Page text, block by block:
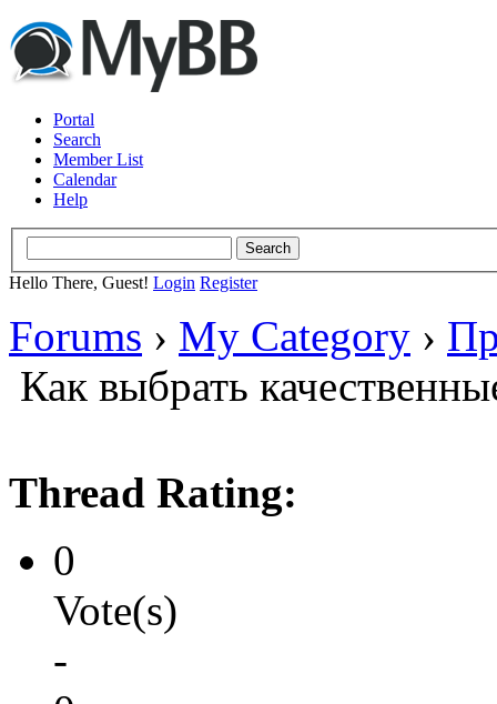
Portal
Search
Member List
Calendar
Help
Hello There, Guest! Login Register
Forums › My Category ›
Как выбрать
Thread Rating:
0
Vote(s)
-